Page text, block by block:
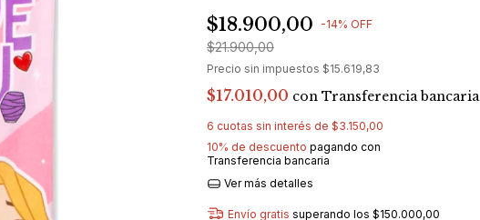
$18.900,00 -14% OFF
$21.900,00
Precio sin impuestos $15.619,83
$17.010,00 con Transferencia bancaria
6 cuotas sin interés de $3.150,00
10% de descuento pagando con
Transferencia bancaria
Ver más detalles
Envío gratis superando los $150.000,00